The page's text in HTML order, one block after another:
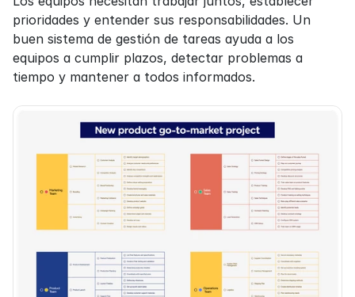
prioridades y entender sus responsabilidades. Un
buen sistema de gestión de tareas ayuda a los
equipos a cumplir plazos, detectar problemas a
tiempo y mantener a todos informados.